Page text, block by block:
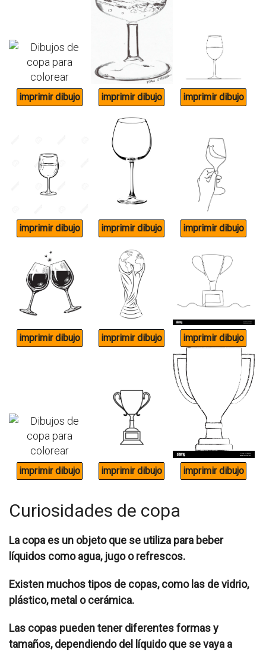
Curiosidades de copa
La copa es un objeto que se utiliza para beber
líquidos como agua, jugo o refrescos.
Existen muchos tipos de copas, como las de vidrio,
plástico, metal o cerámica.
Las copas pueden tener diferentes formas y
tamaños, dependiendo del líquido que se vaya a